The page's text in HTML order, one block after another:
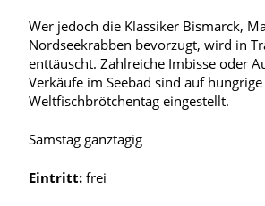
Wer jedoch die Klassiker Bismarck,
Nordseekrabben bevorzugt, wird in
enttäuscht. Zahlreiche Imbisse oder
Verkäufe im Seebad sind auf
Weltfischbrötchentag eingestellt.
Samstag ganztägig
Eintritt: frei